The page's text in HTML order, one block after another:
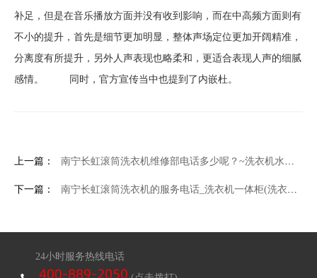
补足，但是在音乐播放方面并没有收到影响，而在中高频方面则有
不小的提升，首先是细节更加明显，整体声场定位更加开阔精准，
分离度有所提升，另外人声表现也略柔和，更适合表现人声的细腻
感情。 同时，官方宣传当中也提到了内嵌杜。
上一篇： 南宁长虹滚筒洗衣机维修部电话多少呢？~洗衣机水堵(洗衣机水堵怎么安装)
下一篇： 南宁长虹滚筒洗衣机的服务电话_洗衣机一体柜(洗衣机一体柜的缺点)
24小时服务热线电话